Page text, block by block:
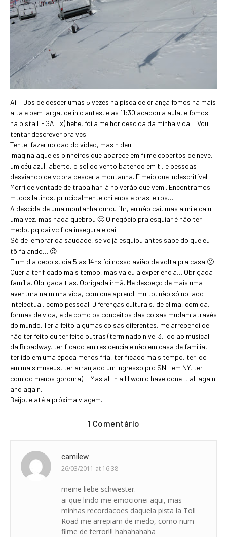
Aí… Dps de descer umas 5 vezes na pisca de criança fomos na mais
alta e bem larga, de iniciantes, e as 11:30 acabou a aula, e fomos
na pista LEGAL x) hehe, foi a melhor descida da minha vida… Vou
tentar descrever pra vcs…
Tentei fazer upload do video, mas n deu…
Imagina aqueles pinheiros que aparece em filme cobertos de neve,
um céu azul, aberto, o sol do vento batendo em ti, e pessoas
desviando de vc pra descer a montanha. É meio que indescritível…
Morri de vontade de trabalhar lá no verão que vem.. Encontramos
mtoos latinos, principalmente chilenos e brasileiros…
A descida de uma montanha durou 1hr, eu não cai, mas a mile caiu
uma vez, mas nada quebrou 🙂 O negócio pra esquiar é não ter
medo, pq dai vc fica insegura e cai…
Só de lembrar da saudade, se vc já esquiou antes sabe do que eu
tô falando… 😉
E um dia depois, dia 5 as 14hs foi nosso avião de volta pra casa 🙁
Queria ter ficado mais tempo, mas valeu a experiencia… Obrigada
família. Obrigada tias. Obrigada irmã. Me despeço de mais uma
aventura na minha vida, com que aprendi muito, não só no lado
intelectual, como pessoal. Diferenças culturais, de clima, comida,
formas de vida, e de como os conceitos das coisas mudam através
do mundo. Teria feito algumas coisas diferentes, me arrependi de
não ter feito ou ter feito outras (terminado nivel 3, ido ao musical
da Broadway, ter ficado em residencia e não em casa de familia,
ter ido em uma época menos fria, ter ficado mais tempo, ter ido
em mais museus, ter arranjado um ingresso pro SNL em NY, ter
comido menos gordura)… Mas all in all I would have done it all again
and again.
Beijo, e até a próxima viagem.
1 Comentário
camilew
26/03/2011 at 16:38
meine liebe schwester.
ai que lindo me emocionei aqui, mas
minhas recordacoes daquela pista la Toll
Road me arrepiam de medo, como num
filme de terror!!! hahahahaha